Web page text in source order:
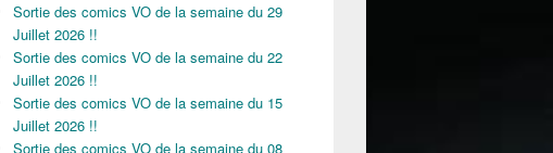
Sortie des comics VO de la semaine du 29
Juillet 2026 !!
Sortie des comics VO de la semaine du 22
Juillet 2026 !!
Sortie des comics VO de la semaine du 15
Juillet 2026 !!
Sortie des comics VO de la semaine du 08